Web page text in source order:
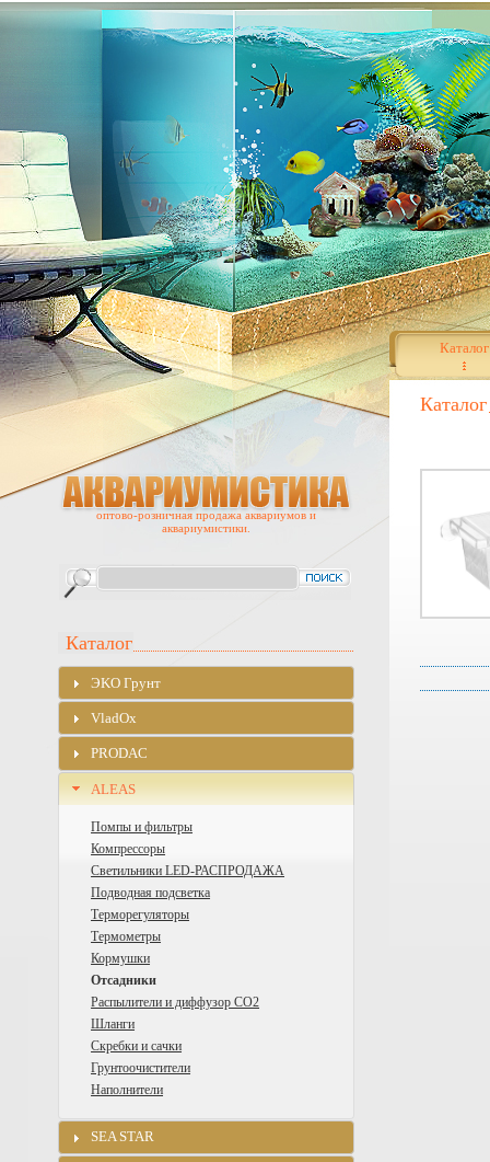
Каталог
Каталог
оптово-розничная продажа аквариумов и
аквариумистики.
Каталог
ЭKO Грунт
VladOx
PRODAC
ALEAS
Помпы и фильтры
Компрессоры
Cветильники LED-РАСПРОДАЖА
Подводная подсветка
Терморегуляторы
Термометры
Кормушки
Отсадники
Распылители и диффузор CO2
Шланги
Скребки и сачки
Грунтоочистители
Наполнители
SEA STAR